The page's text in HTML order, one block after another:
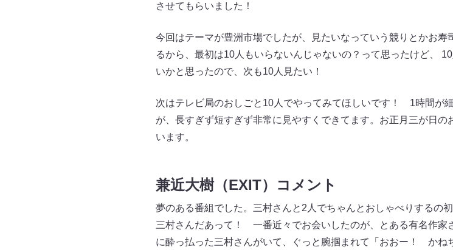
させてもらいました！
今回はテーマが豊洲市場でしたが、見たいなっていう競りとかお
るから、最初は10人もいらないんじゃないの？って思ったけど、
いかと思ったので、次も10人見たい！
次はテレビ局のおしごと10人でやってみてほしいです！ 1時間が
が、長すぎず短すぎず非常に見やすくできてます。お正月三が日
います。
兼近大樹（EXIT）コメント
夢のある番組でした。三村さんと2人でちゃんとおしゃべりする
三村さんだあって！ 一番近々でお会いしたのが、とある有名作家
に酔っ払った三村さんがいて、ぐっと腕掴まれて「おおー！ か